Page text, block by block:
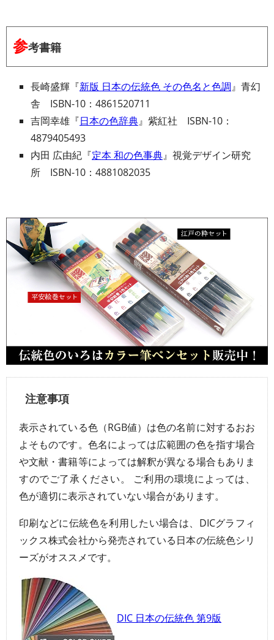
参考書籍
長崎盛輝『新版 日本の伝統色 その色名と色調』青幻
舎 ISBN-10：4861520711
吉岡幸雄『日本の色辞典』紫紅社 ISBN-10：
4879405493
内田 広由紀『定本 和の色事典』視覚デザイン研究
所 ISBN-10：4881082035
注意事項
表示されている色（RGB値）は色の名前に対するおお
よそものです。色名によっては広範囲の色を指す場合
や文献・書籍等によっては解釈が異なる場合もありま
すのでご了承ください。 ご利用の環境によっては、
色が適切に表示されていない場合があります。
印刷などに伝統色を利用したい場合は、DICグラフィ
ックス株式会社から発売されている日本の伝統色シリ
ーズがオススメです。
DIC 日本の伝統色 第9版